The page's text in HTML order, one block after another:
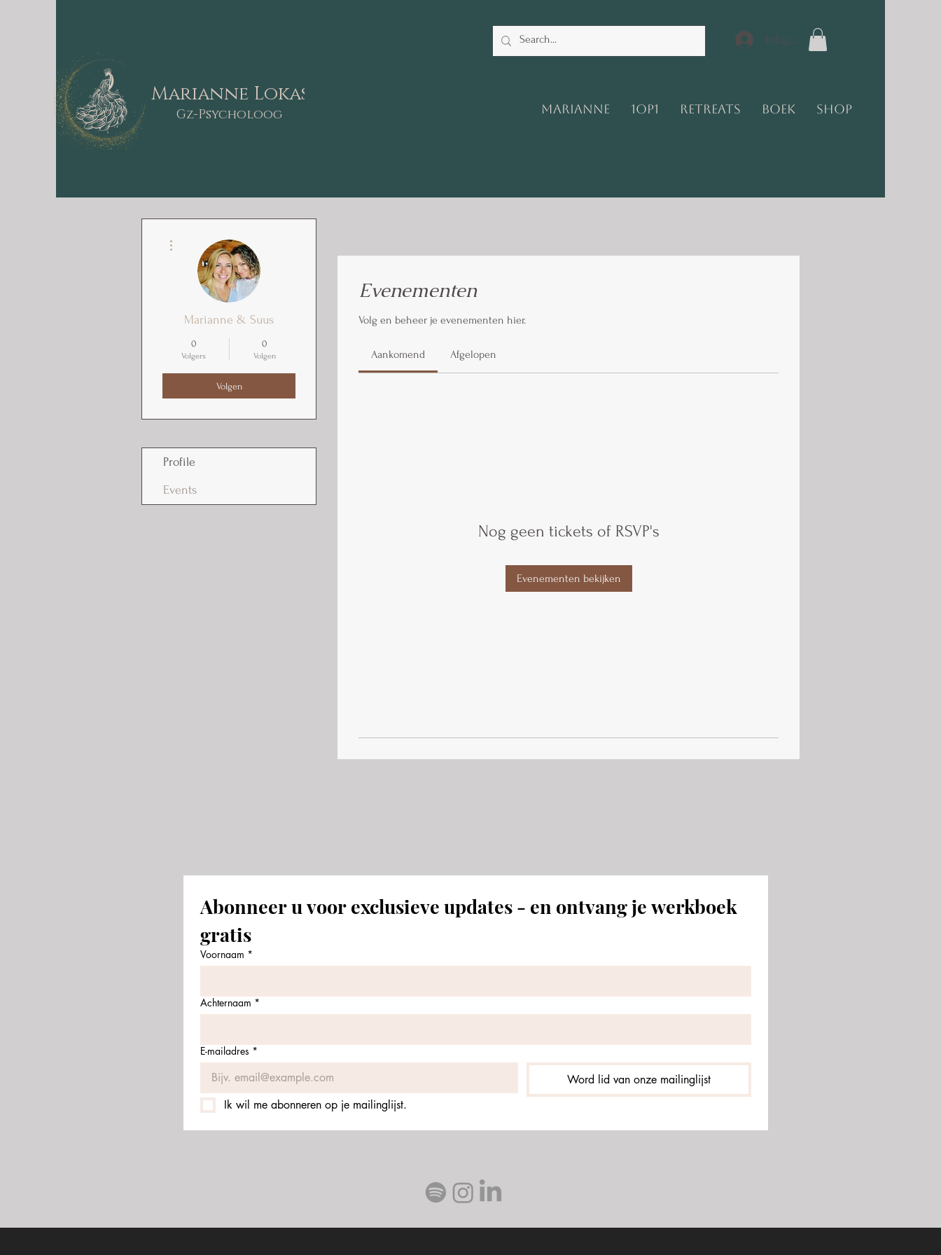
Marianne Lokas
Gz-Psycholoog
Inloggen
Marianne 1op1 Retreats Boek Shop
Evenementen
Volg en beheer je evenementen hier.
Aankomend Afgelopen
Nog geen tickets of RSVP's
Evenementen bekijken
Marianne & Suus
0
Volgers
0
Volgen
Volgen
Profile
Events
Abonneer u voor exclusieve updates - en ontvang je werkboek
gratis
Voornaam *
Achternaam *
E-mailadres *
Word lid van onze mailinglijst
Ik wil me abonneren op je mailinglijst.